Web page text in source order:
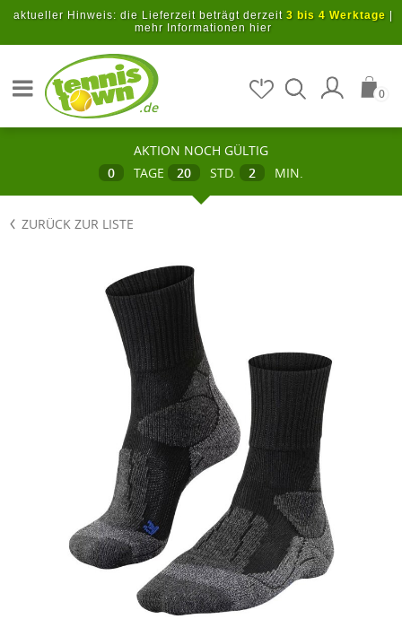
Zum Hauptinhalt springen
aktueller Hinweis: die Lieferzeit beträgt derzeit 3 bis 4 Werktage
mehr Informationen hier
.de
0
AKTION NOCH GÜLTIG
0
TAGE 20 STD. 2 MIN.
ZURÜCK ZUR LISTE